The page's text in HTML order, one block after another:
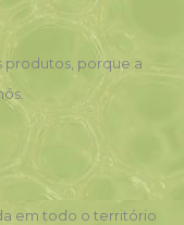
produtos, porque a
em todo o território